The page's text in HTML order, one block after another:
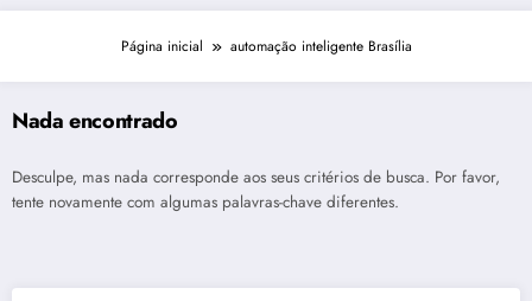
Página inicial automação inteligente Brasília
Nada encontrado
Desculpe, mas nada corresponde aos seus critérios de busca. Por favor,
tente novamente com algumas palavras-chave diferentes.